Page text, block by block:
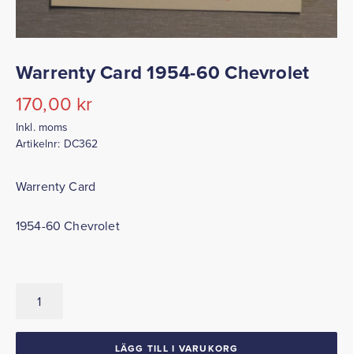
Warrenty Card 1954-60 Chevrolet
170,00 kr
Inkl. moms
Artikelnr: DC362
Warrenty Card
1954-60 Chevrolet
LÄGG TILL I VARUKORG